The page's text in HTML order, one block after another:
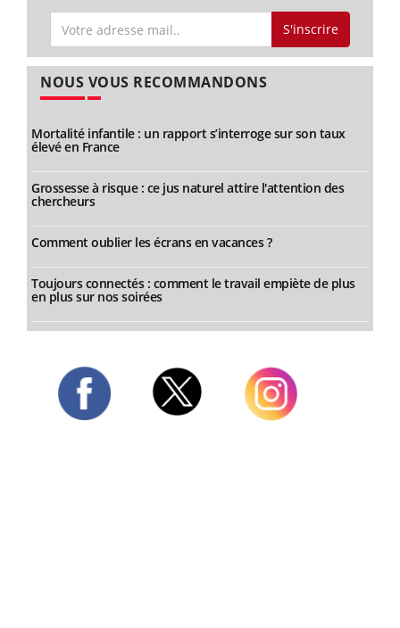
S'inscrire
NOUS VOUS RECOMMANDONS
Mortalité infantile : un rapport s’interroge sur son taux
élevé en France
Grossesse à risque : ce jus naturel attire l'attention des
chercheurs
Comment oublier les écrans en vacances ?
Toujours connectés : comment le travail empiète de plus
en plus sur nos soirées